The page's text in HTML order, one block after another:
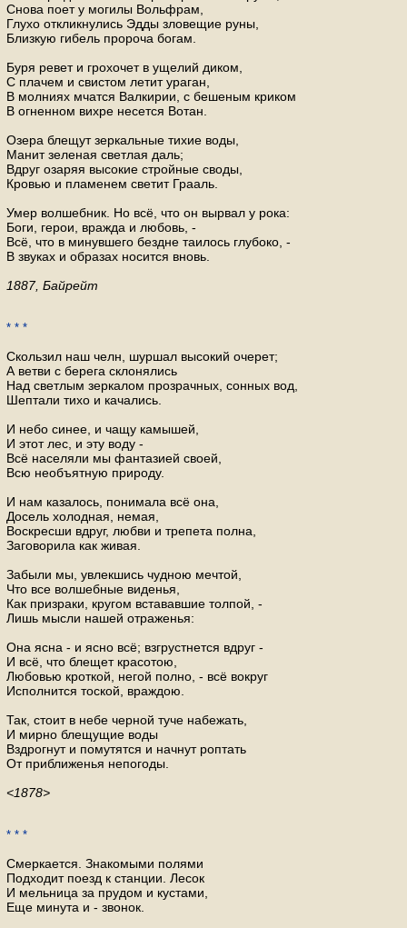
Снова поет у могилы Вольфрам,
Глухо откликнулись Эдды зловещие руны,
Близкую гибель пророча богам.
Буря ревет и грохочет в ущелий диком,
С плачем и свистом летит ураган,
В молниях мчатся Валкирии, с бешеным криком
В огненном вихре несется Вотан.
Озера блещут зеркальные тихие воды,
Манит зеленая светлая даль;
Вдруг озаряя высокие стройные своды,
Кровью и пламенем светит Грааль.
Умер волшебник. Но всё, что он вырвал у рока:
Боги, герои, вражда и любовь, -
Всё, что в минувшего бездне таилось глубоко, -
В звуках и образах носится вновь.
1887, Байрейт
* * *
Скользил наш челн, шуршал высокий очерет;
А ветви с берега склонялись
Над светлым зеркалом прозрачных, сонных вод,
Шептали тихо и качались.
И небо синее, и чащу камышей,
И этот лес, и эту воду -
Всё населяли мы фантазией своей,
Всю необъятную природу.
И нам казалось, понимала всё она,
Досель холодная, немая,
Воскресши вдруг, любви и трепета полна,
Заговорила как живая.
Забыли мы, увлекшись чудною мечтой,
Что все волшебные виденья,
Как призраки, кругом встававшие толпой, -
Лишь мысли нашей отраженья:
Она ясна - и ясно всё; взгрустнется вдруг -
И всё, что блещет красотою,
Любовью кроткой, негой полно, - всё вокруг
Исполнится тоской, враждою.
Так, стоит в небе черной туче набежать,
И мирно блещущие воды
Вздрогнут и помутятся и начнут роптать
От приближенья непогоды.
<1878>
* * *
Смеркается. Знакомыми полями
Подходит поезд к станции. Лесок
И мельница за прудом и кустами,
Еще минута и - звонок.